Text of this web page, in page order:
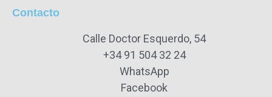
Contacto
Calle Doctor Esquerdo, 54
+34 91 504 32 24
WhatsApp
Facebook